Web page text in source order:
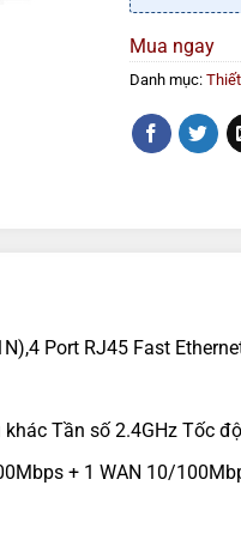
Mua ngay
Danh mục:
Port RJ45 Fast
Tần số 2.4GHz Tốc
+ 1 WAN 10/